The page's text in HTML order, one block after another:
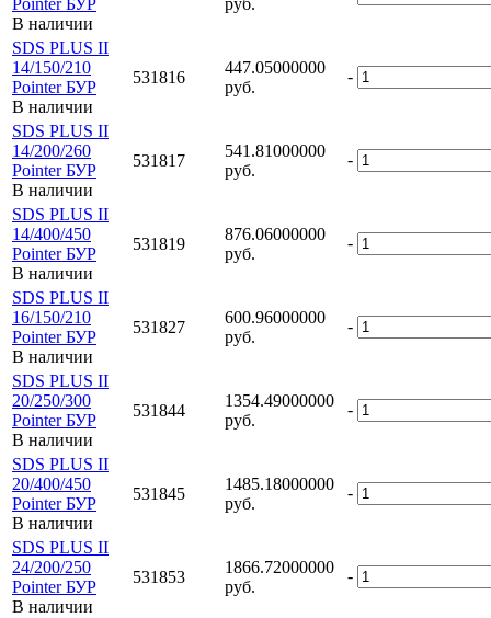
В наличии
SDS PLUS II
14/150/210
Pointer БУР
В наличии
531816
447.05000000
руб.
-
SDS PLUS II
14/200/260
Pointer БУР
В наличии
531817
541.81000000
руб.
-
SDS PLUS II
14/400/450
Pointer БУР
В наличии
531819
876.06000000
руб.
-
SDS PLUS II
16/150/210
Pointer БУР
В наличии
531827
600.96000000
руб.
-
SDS PLUS II
20/250/300
Pointer БУР
В наличии
531844
1354.49000000
руб.
-
SDS PLUS II
20/400/450
Pointer БУР
В наличии
531845
1485.18000000
руб.
-
SDS PLUS II
24/200/250
Pointer БУР
В наличии
531853
1866.72000000
руб.
-